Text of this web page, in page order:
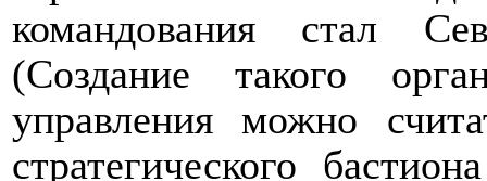
командования стал
(Создание такого
управления можно
стратегического